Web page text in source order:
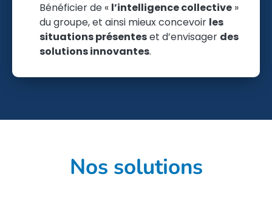
Bénéficier de « l’intelligence collective »
du groupe, et ainsi mieux concevoir les
situations présenteset d’envisager des
solutions innovantes.
Nos solutions